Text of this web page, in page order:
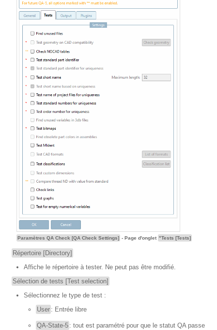
Paramètres QA Check [QA Check Settings] - Page d'onglet "Tests [Tests]
Répertoire [Directory]
Affiche le répertoire à tester. Ne peut pas être modifié.
Sélection de tests [Test selection]
Sélectionnez le type de test :
User : Entrée libre
QA-State-5 : tout est paramétré pour que le statut QA passe